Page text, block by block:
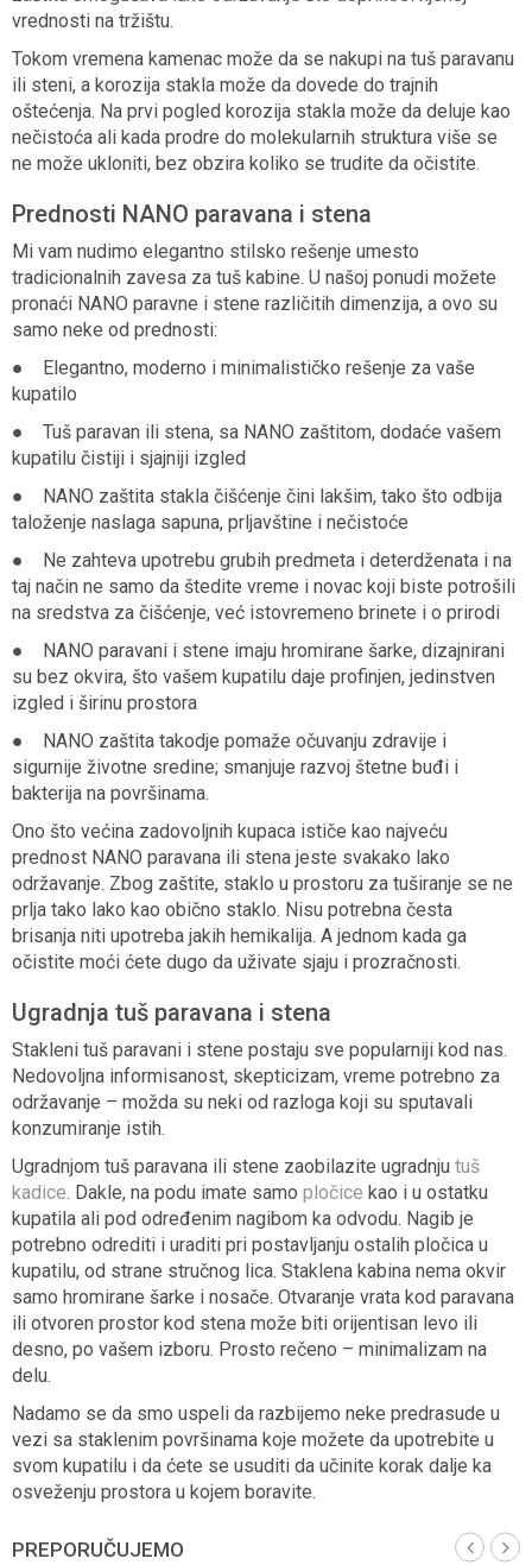
vrednosti na tržištu.
Tokom vremena kamenac može da se nakupi na tuš paravanu
ili steni, a korozija stakla može da dovede do trajnih
oštećenja. Na prvi pogled korozija stakla može da deluje kao
nečistoća ali kada prodre do molekularnih struktura više se
ne može ukloniti, bez obzira koliko se trudite da očistite.
Prednosti NANO paravana i stena
Mi vam nudimo elegantno stilsko rešenje umesto
tradicionalnih zavesa za tuš kabine. U našoj ponudi možete
pronaći NANO paravne i stene različitih dimenzija, a ovo su
samo neke od prednosti:
● Elegantno, moderno i minimalističko rešenje za vaše
kupatilo
● Tuš paravan ili stena, sa NANO zaštitom, dodaće vašem
kupatilu čistiji i sjajniji izgled
● NANO zaštita stakla čišćenje čini lakšim, tako što odbija
taloženje naslaga sapuna, prljavštine i nečistoće
● Ne zahteva upotrebu grubih predmeta i deterdženata i na
taj način ne samo da štedite vreme i novac koji biste potrošili
na sredstva za čišćenje, već istovremeno brinete i o prirodi
● NANO paravani i stene imaju hromirane šarke, dizajnirani
su bez okvira, što vašem kupatilu daje profinjen, jedinstven
izgled i širinu prostora
● NANO zaštita takodje pomaže očuvanju zdravije i
sigurnije životne sredine; smanjuje razvoj štetne buđi i
bakterija na površinama.
Ono što većina zadovoljnih kupaca ističe kao najveću
prednost NANO paravana ili stena jeste svakako lako
održavanje. Zbog zaštite, staklo u prostoru za tuširanje se ne
prlja tako lako kao obično staklo. Nisu potrebna česta
brisanja niti upotreba jakih hemikalija. A jednom kada ga
očistite moći ćete dugo da uživate sjaju i prozračnosti.
Ugradnja tuš paravana i stena
Stakleni tuš paravani i stene postaju sve popularniji kod nas.
Nedovoljna informisanost, skepticizam, vreme potrebno za
održavanje – možda su neki od razloga koji su sputavali
konzumiranje istih.
Ugradnjom tuš paravana ili stene zaobilazite ugradnju tuš
kadice. Dakle, na podu imate samo pločice kao i u ostatku
kupatila ali pod određenim nagibom ka odvodu. Nagib je
potrebno odrediti i uraditi pri postavljanju ostalih pločica u
kupatilu, od strane stručnog lica. Staklena kabina nema okvir
samo hromirane šarke i nosače. Otvaranje vrata kod paravana
ili otvoren prostor kod stena može biti orijentisan levo ili
desno, po vašem izboru. Prosto rečeno – minimalizam na
delu.
Nadamo se da smo uspeli da razbijemo neke predrasude u
vezi sa staklenim površinama koje možete da upotrebite u
svom kupatilu i da ćete se usuditi da učinite korak dalje ka
osveženju prostora u kojem boravite.
PREPORUČUJEMO